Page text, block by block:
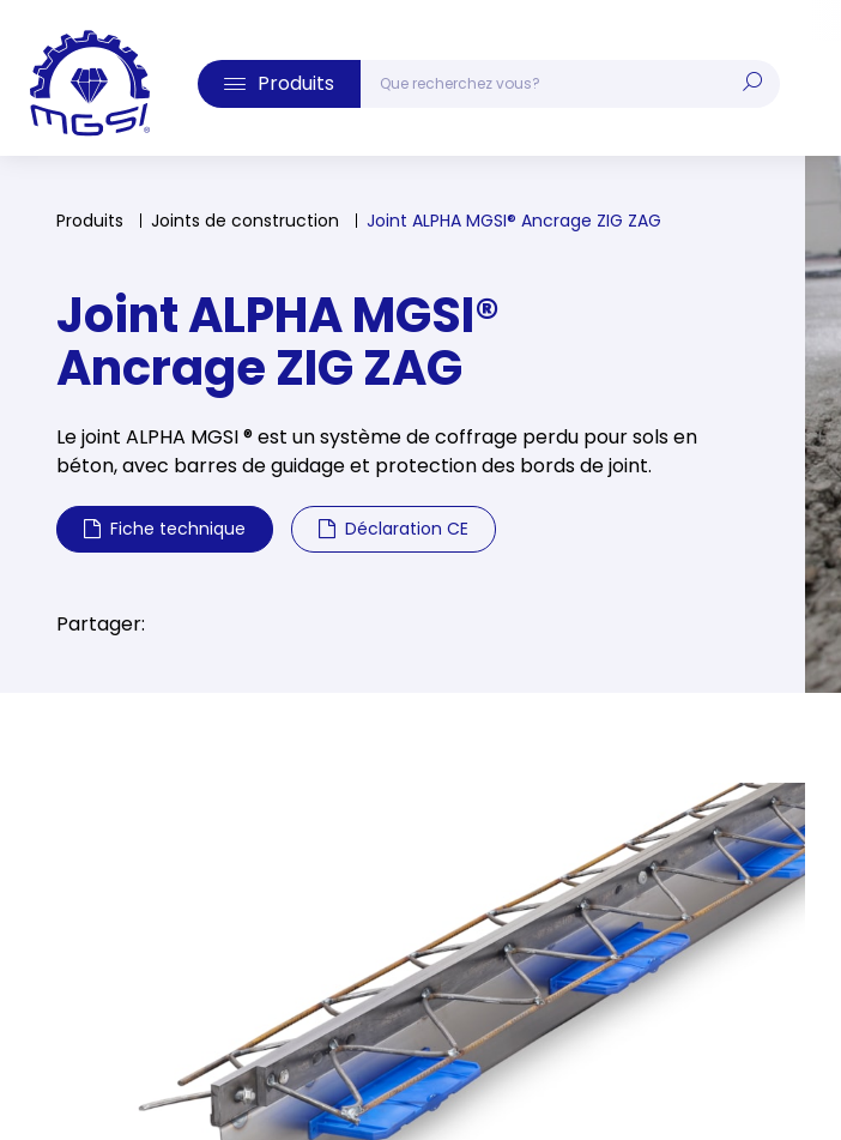
Produits
Produits Joints de construction Joint ALPHA MGSI® Ancrage ZIG ZAG
Joint ALPHA MGSI®
Ancrage ZIG ZAG
Le joint ALPHA MGSI ® est un système de coffrage perdu pour sols en
béton, avec barres de guidage et protection des bords de joint.
Fiche technique Déclaration CE
Partager: